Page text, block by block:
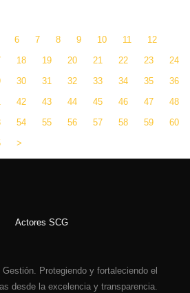
6 7 8 9 10 11
12
18 19 20 21 22 23
24
30 31 32 33 34 35
36
42 43 44 45 46 47
48
54 55 56 57 58 59
60
>
Protegiendo y fortaleciendo el
desde la excelencia y transparencia.